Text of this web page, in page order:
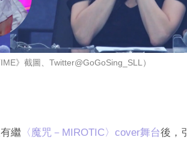
》截圖、Twitter@GoGoSing_SLL）
繼 ‎〈魔咒－MIROTIC〉cover舞台後，引